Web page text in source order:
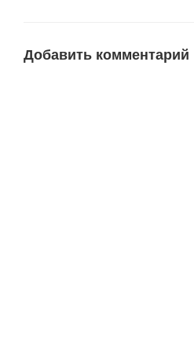
Добавить комментарий